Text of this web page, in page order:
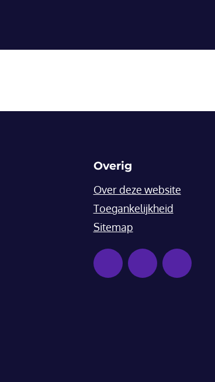
Overig
Over deze website
Toegankelijkheid
Sitemap